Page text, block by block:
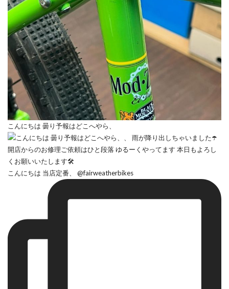
こんにちは 曇り予報はどこへやら、
こんにちは 当店定番、 @fairweatherbikes